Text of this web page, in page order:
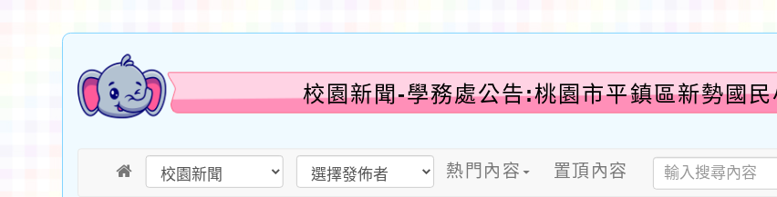
校園新聞-學務處公告:桃園市平鎮區新勢國
熱門內容 置頂內容